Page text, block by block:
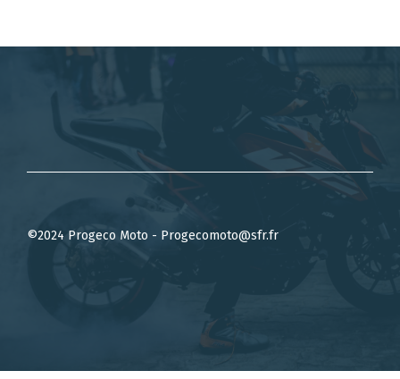
©2024 Progeco Moto - Progecomoto@sfr.fr